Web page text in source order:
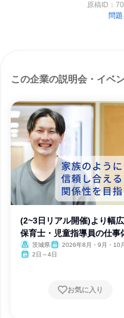
原稿ID：
問
この企業の説明会・イベ
(2~3日リアル開催)より幅広
保育士・児童指導員の仕事
茨城県
2026年8月・9月・10
月・12月
2日～4日
お気に入り